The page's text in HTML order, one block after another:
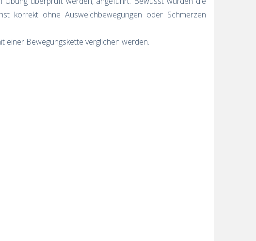
korrekt ohne Ausweichbewegungen oder Schmerzen
einer Bewegungskette verglichen werden.